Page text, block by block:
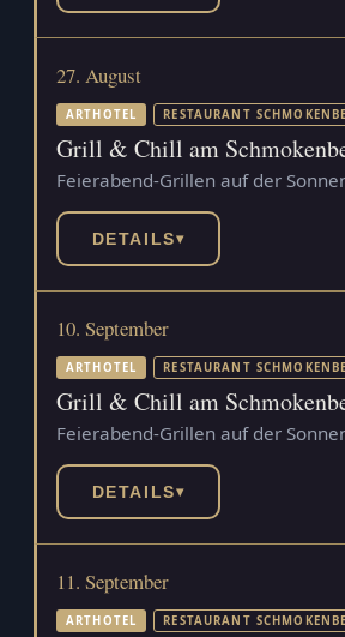
27. August
ARTHOTEL RESTAURANT
Grill & Chill am
Feierabend-Grillen auf der
DETAILS▾
10. September
ARTHOTEL RESTAURANT
Grill & Chill am
Feierabend-Grillen auf der
DETAILS▾
11. September
ARTHOTEL RESTAURANT